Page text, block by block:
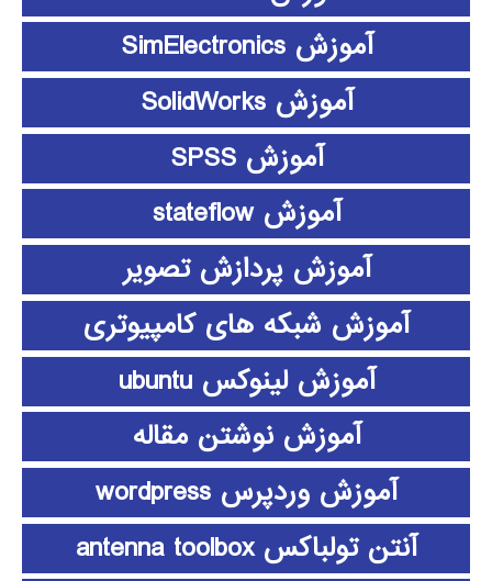
آموزش SimElectronics
آموزش SolidWorks
آموزش SPSS
آموزش stateflow
آموزش پردازش تصویر
آموزش شبکه های کامپیوتری
آموزش لینوکس ubuntu
آموزش نوشتن مقاله
آموزش وردپرس wordpress
آنتن تولباکس antenna toolbox